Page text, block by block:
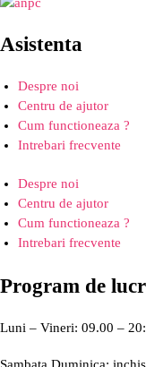
Asistenta
Despre noi
Centru de ajutor
Cum functioneaza ?
Intrebari frecvente
Despre noi
Centru de ajutor
Cum functioneaza ?
Intrebari frecvente
Program de
Luni – Vineri: 09.00 –